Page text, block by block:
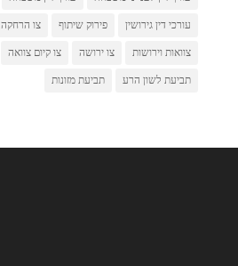
עורכי דין גירושין פירוק שיתוף צו הרחקה
צוואות וירושות צו ירושה צו קיום צוואה
תביעת לשון הרע תביעת מזונות